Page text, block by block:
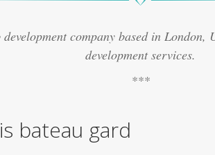
company based in London,
development services.
bateau gard